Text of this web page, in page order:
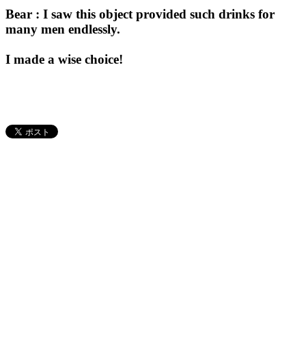
Bear : I saw this object provided such drinks for
many men endlessly.
I made a wise choice!